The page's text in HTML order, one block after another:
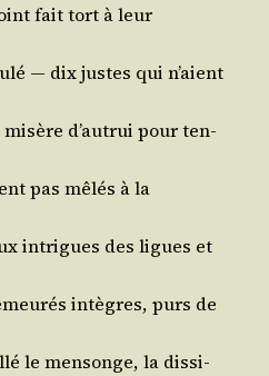
fait tort à leur
― dix justes qui n’aient
d’au­trui pour ten­
pas mêlés à la
intrigues des ligues et
intègres, purs de
le men­songe, la dis­si­